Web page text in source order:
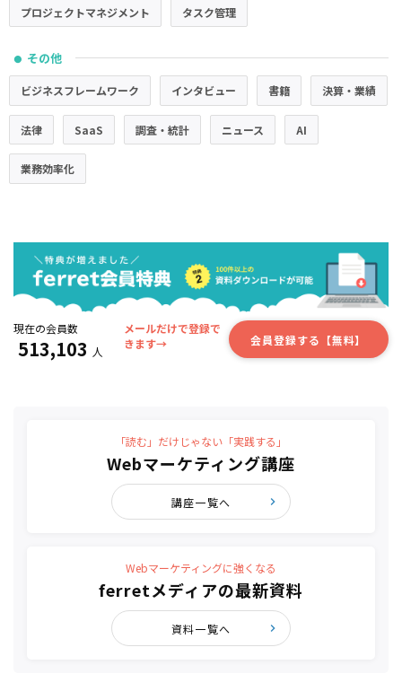
プロジェクトマネジメント タスク管理
● その他
ビジネスフレームワーク インタビュー 書籍 決算・業績
法律 SaaS 調査・統計 ニュース AI
業務効率化
現在の会員数
513,103 人
メールだけで登録で
きます→
会員登録する【無料】
「読む」だけじゃない「実践する」
Webマーケティング講座
講座一覧へ
Webマーケティングに強くなる
ferretメディアの最新資料
資料一覧へ